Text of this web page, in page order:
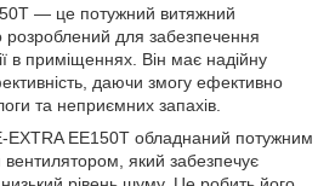
— це потужний витяжний
розроблений для забезпечення
в приміщеннях. Він має надійну
даючи змогу ефективно
та неприємних запахів.
EXTRA EЕ150T обладнаний потужним
вентилятором, який забезпечує